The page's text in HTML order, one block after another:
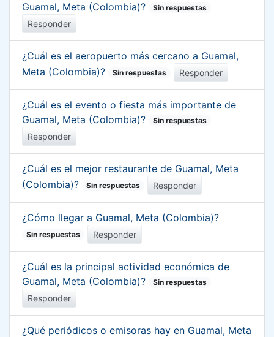
Guamal, Meta (Colombia)?
Sin respuestas
Responder
¿Cuál es el aeropuerto más cercano a Guamal,
Meta (Colombia)?
Sin respuestas Responder
¿Cuál es el evento o fiesta más importante de
Guamal, Meta (Colombia)?
Sin respuestas
Responder
¿Cuál es el mejor restaurante de Guamal, Meta
(Colombia)?
Sin respuestas Responder
¿Cómo llegar a Guamal, Meta (Colombia)?
Sin respuestas Responder
¿Cuál es la principal actividad económica de
Guamal, Meta (Colombia)?
Sin respuestas
Responder
¿Qué periódicos o emisoras hay en Guamal, Meta